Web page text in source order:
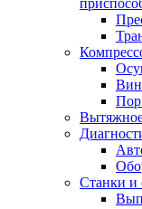
Станки и